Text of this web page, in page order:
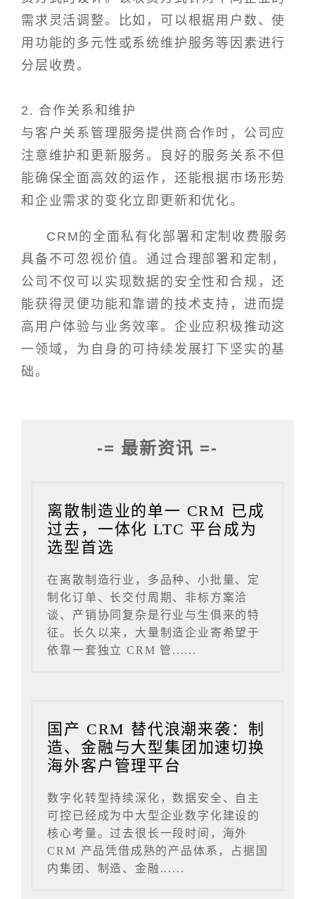
需求灵活调整。比如，可以根据用户数、使
用功能的多元性或系统维护服务等因素进行
分层收费。
2. 合作关系和维护
与客户关系管理服务提供商合作时，公司应
注意维护和更新服务。良好的服务关系不但
能确保全面高效的运作，还能根据市场形势
和企业需求的变化立即更新和优化。
CRM的全面私有化部署和定制收费服务
具备不可忽视价值。通过合理部署和定制，
公司不仅可以实现数据的安全性和合规，还
能获得灵便功能和靠谱的技术支持，进而提
高用户体验与业务效率。企业应积极推动这
一领域，为自身的可持续发展打下坚实的基
础。
-= 最新资讯 =-
离散制造业的单一 CRM 已成
过去，一体化 LTC 平台成为
选型首选
在离散制造行业，多品种、小批量、定
制化订单、长交付周期、非标方案洽
谈、产销协同复杂是行业与生俱来的特
征。长久以来，大量制造企业寄希望于
依靠一套独立 CRM 管......
国产 CRM 替代浪潮来袭：制
造、金融与大型集团加速切换
海外客户管理平台
数字化转型持续深化，数据安全、自主
可控已经成为中大型企业数字化建设的
核心考量。过去很长一段时间，海外
CRM 产品凭借成熟的产品体系，占据国
内集团、制造、金融......